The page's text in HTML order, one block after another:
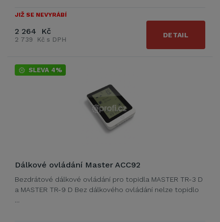
JIŽ SE NEVYRÁBÍ
2 264 Kč
2 739 Kč s DPH
DETAIL
SLEVA 4%
Dálkové ovládání Master ACC92
Bezdrátové dálkové ovládání pro topidla MASTER TR-3 D
a MASTER TR-9 D Bez dálkového ovládání nelze topidlo